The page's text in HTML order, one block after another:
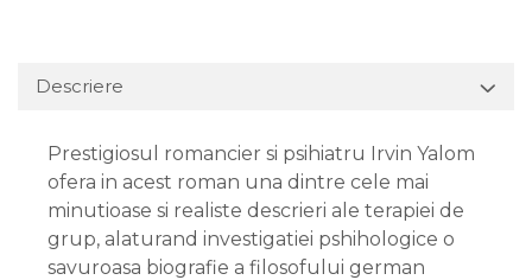
Descriere
Prestigiosul romancier si psihiatru Irvin Yalom
ofera in acest roman una dintre cele mai
minutioase si realiste descrieri ale terapiei de
grup, alaturand investigatiei pshihologice o
savuroasa biografie a filosofului german